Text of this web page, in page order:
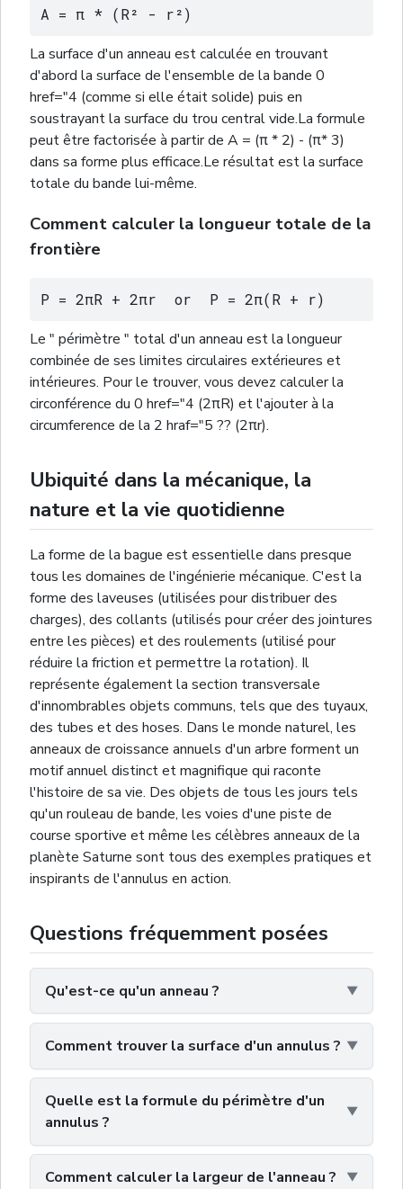
A = π * (R² - r²)
La surface d'un anneau est calculée en trouvant
d'abord la surface de l'ensemble de la bande 0
href="4 (comme si elle était solide) puis en
soustrayant la surface du trou central vide.La formule
peut être factorisée à partir de A = (π * 2) - (π* 3)
dans sa forme plus efficace.Le résultat est la surface
totale du bande lui-même.
Comment calculer la longueur totale de la
frontière
P = 2πR + 2πr  or  P = 2π(R + r)
Le " périmètre " total d'un anneau est la longueur
combinée de ses limites circulaires extérieures et
intérieures. Pour le trouver, vous devez calculer la
circonférence du 0 href="4 (2πR) et l'ajouter à la
circumference de la 2 hraf="5 ?? (2πr).
Ubiquité dans la mécanique, la
nature et la vie quotidienne
La forme de la bague est essentielle dans presque
tous les domaines de l'ingénierie mécanique. C'est la
forme des laveuses (utilisées pour distribuer des
charges), des collants (utilisés pour créer des jointures
entre les pièces) et des roulements (utilisé pour
réduire la friction et permettre la rotation). Il
représente également la section transversale
d'innombrables objets communs, tels que des tuyaux,
des tubes et des hoses. Dans le monde naturel, les
anneaux de croissance annuels d'un arbre forment un
motif annuel distinct et magnifique qui raconte
l'histoire de sa vie. Des objets de tous les jours tels
qu'un rouleau de bande, les voies d'une piste de
course sportive et même les célèbres anneaux de la
planète Saturne sont tous des exemples pratiques et
inspirants de l'annulus en action.
Questions fréquemment posées
Qu'est-ce qu'un anneau ?
Comment trouver la surface d'un annulus ?
Quelle est la formule du périmètre d'un
annulus ?
Comment calculer la largeur de l'anneau ?